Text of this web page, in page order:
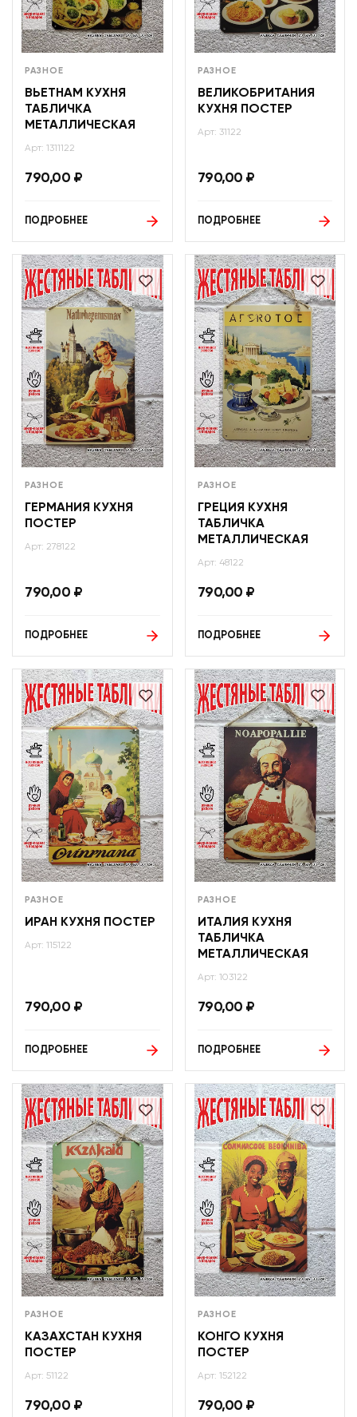
РАЗНОЕ
ВЬЕТНАМ КУХНЯ
ТАБЛИЧКА
МЕТАЛЛИЧЕСКАЯ
Арт: 1311122
790,00 ₽
ПОДРОБНЕЕ
РАЗНОЕ
ВЕЛИКОБРИТАНИЯ
КУХНЯ ПОСТЕР
Арт: 31122
790,00 ₽
ПОДРОБНЕЕ
РАЗНОЕ
ГЕРМАНИЯ КУХНЯ
ПОСТЕР
Арт: 278122
790,00 ₽
ПОДРОБНЕЕ
РАЗНОЕ
ГРЕЦИЯ КУХНЯ
ТАБЛИЧКА
МЕТАЛЛИЧЕСКАЯ
Арт: 48122
790,00 ₽
ПОДРОБНЕЕ
РАЗНОЕ
ИРАН КУХНЯ ПОСТЕР
Арт: 115122
790,00 ₽
ПОДРОБНЕЕ
РАЗНОЕ
ИТАЛИЯ КУХНЯ
ТАБЛИЧКА
МЕТАЛЛИЧЕСКАЯ
Арт: 103122
790,00 ₽
ПОДРОБНЕЕ
РАЗНОЕ
КАЗАХСТАН КУХНЯ
ПОСТЕР
Арт: 51122
790,00 ₽
РАЗНОЕ
КОНГО КУХНЯ
ПОСТЕР
Арт: 152122
790,00 ₽